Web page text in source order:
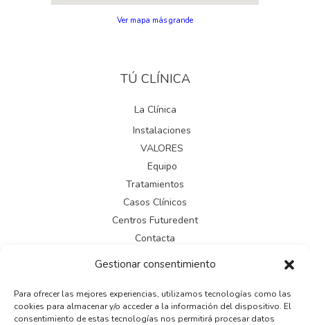
Gestionar consentimiento
Para ofrecer las mejores experiencias, utilizamos tecnologías como las
cookies para almacenar y/o acceder a la información del dispositivo. El
consentimiento de estas tecnologías nos permitirá procesar datos
Ver mapa más grande
TÚ CLÍNICA
La Clínica
Instalaciones
VALORES
Equipo
Tratamientos
Casos Clínicos
Centros Futuredent
Contacta
Aviso legal